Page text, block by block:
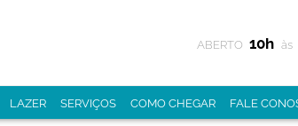
ABERTO 10h às
LAZER SERVIÇOS COMO CHEGAR FALE